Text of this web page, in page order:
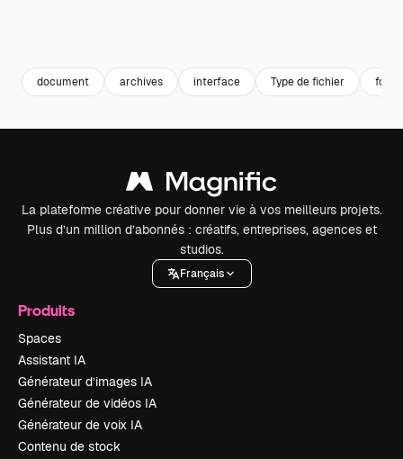
document archives interface Type de fichier
La plateforme créative pour donner vie à vos meilleurs projets.
Plus d’un million d’abonnés : créatifs, entreprises, agences et
studios.
Français
Produits
Spaces
Assistant IA
Générateur d’images IA
Générateur de vidéos IA
Générateur de voix IA
Contenu de stock